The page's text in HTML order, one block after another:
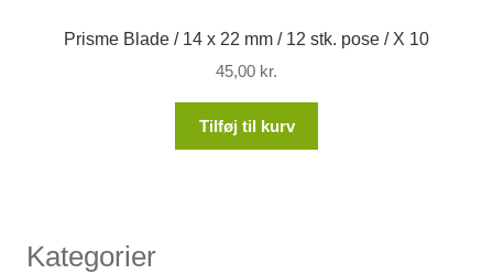
Prisme Blade / 14 x 22 mm / 12 stk. pose / X 10
45,00 kr.
Tilføj til kurv
Kategorier